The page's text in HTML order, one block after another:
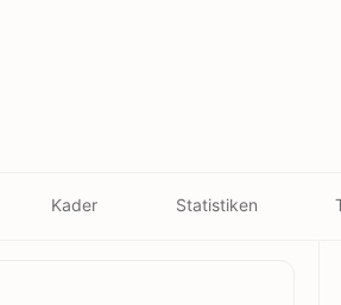
Kader Statistiken